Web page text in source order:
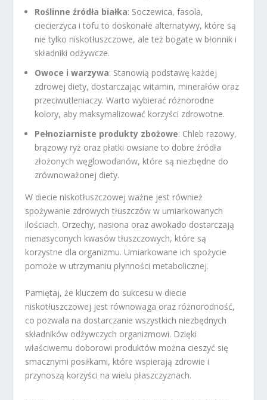
Roślinne źródła białka: Soczewica, fasola,
ciecierzyca i tofu to doskonałe alternatywy, które są
nie tylko niskotłuszczowe, ale też bogate w błonnik i
składniki odżywcze.
Owoce i warzywa: Stanowią podstawę każdej
zdrowej diety, dostarczając witamin, minerałów oraz
przeciwutleniaczy. Warto wybierać różnorodne
kolory, aby maksymalizować korzyści zdrowotne.
Pełnoziarniste produkty zbożowe: Chleb razowy,
brązowy ryż oraz płatki owsiane to dobre źródła
złożonych węglowodanów, które są niezbędne do
zrównoważonej diety.
W diecie niskotłuszczowej ważne jest również
spożywanie zdrowych tłuszczów w umiarkowanych
ilościach. Orzechy, nasiona oraz awokado dostarczają
nienasyconych kwasów tłuszczowych, które są
korzystne dla organizmu. Umiarkowane ich spożycie
pomoże w utrzymaniu płynności metabolicznej.
Pamiętaj, że kluczem do sukcesu w diecie
niskotłuszczowej jest równowaga oraz różnorodność,
co pozwala na dostarczanie wszystkich niezbędnych
składników odżywczych organizmowi. Dzięki
właściwemu doborowi produktów można cieszyć się
smacznymi posiłkami, które wspierają zdrowie i
przynoszą korzyści na wielu płaszczyznach.